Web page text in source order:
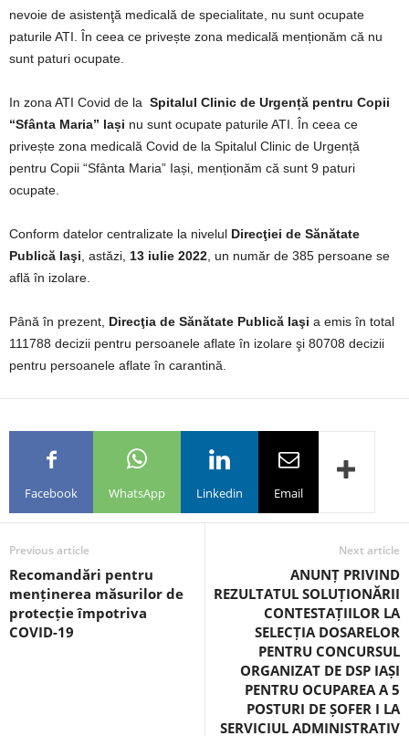
nevoie de asistenţă medicală de specialitate, nu sunt ocupate
paturile ATI. În ceea ce privește zona medicală menționăm că nu
sunt paturi ocupate.
In zona ATI Covid de la Spitalul Clinic de Urgență pentru Copii
“Sfânta Maria” Iași nu sunt ocupate paturile ATI. În ceea ce
privește zona medicală Covid de la Spitalul Clinic de Urgență
pentru Copii “Sfânta Maria” Iași, menționăm că sunt 9 paturi
ocupate.
Conform datelor centralizate la nivelul Direcţiei de Sănătate
Publică Iaşi , astăzi, 13 iulie 2022 , un număr de 385 persoane se
află în izolare.
Până în prezent, Direcţia de Sănătate Publică Iaşi a emis în total
111788 decizii pentru persoanele aflate în izolare şi 80708 decizii
pentru persoanele aflate în carantină.
Facebook WhatsApp Linkedin Email
Previous article
Recomandări pentru
menținerea măsurilor de
protecție împotriva
COVID-19
Next article
ANUNȚ PRIVIND
REZULTATUL SOLUȚIONĂRII
CONTESTAȚIILOR LA
SELECȚIA DOSARELOR
PENTRU CONCURSUL
ORGANIZAT DE DSP IAȘI
PENTRU OCUPAREA A 5
POSTURI DE ȘOFER I LA
SERVICIUL ADMINISTRATIV